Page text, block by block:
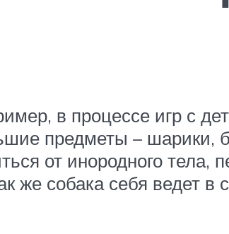
в процессе игр с
предметы – шарики,
от инородного тела,
же собака себя ведет в